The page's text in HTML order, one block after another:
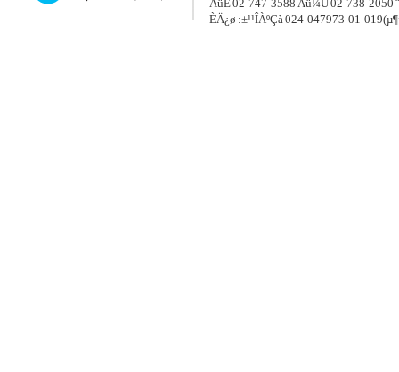
ÀüÈ­ 02-747-3588 Àü¼Û 02-738-2050
ÈÄ¿ø :±¹¹ÎÀºÇà 024-047973-01-